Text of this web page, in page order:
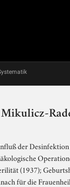
Mikulicz-
der
(1937);
für die